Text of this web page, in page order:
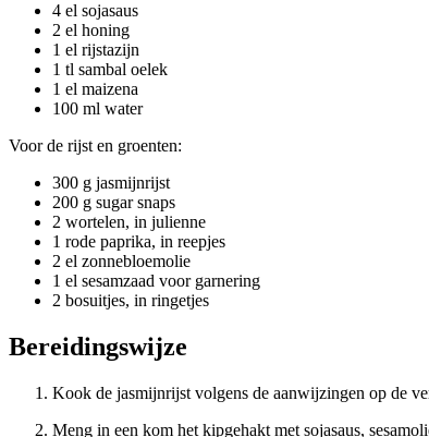
4 el sojasaus
2 el honing
1 el rijstazijn
1 tl sambal oelek
1 el maizena
100 ml water
Voor de rijst en groenten:
300 g jasmijnrijst
200 g sugar snaps
2 wortelen, in julienne
1 rode paprika, in reepjes
2 el zonnebloemolie
1 el sesamzaad voor garnering
2 bosuitjes, in ringetjes
Bereidingswijze
Kook de jasmijnrijst volgens de aanwijzingen op de
Meng in een kom het kipgehakt met sojasaus,